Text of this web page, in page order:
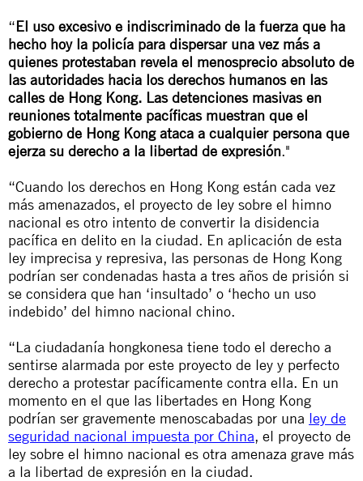
“El uso excesivo e indiscriminado de la fuerza que ha
hecho hoy la policía para dispersar una vez más a
quienes protestaban revela el menosprecio absoluto de
las autoridades hacia los derechos humanos en las
calles de Hong Kong. Las detenciones masivas en
reuniones totalmente pacíficas muestran que el
gobierno de Hong Kong ataca a cualquier persona que
ejerza su derecho a la libertad de expresión."
“Cuando los derechos en Hong Kong están cada vez
más amenazados, el proyecto de ley sobre el himno
nacional es otro intento de convertir la disidencia
pacífica en delito en la ciudad. En aplicación de esta
ley imprecisa y represiva, las personas de Hong Kong
podrían ser condenadas hasta a tres años de prisión si
se considera que han ‘insultado’ o ‘hecho un uso
indebido’ del himno nacional chino.
“La ciudadanía hongkonesa tiene todo el derecho a
sentirse alarmada por este proyecto de ley y perfecto
derecho a protestar pacíficamente contra ella. En un
momento en el que las libertades en Hong Kong
podrían ser gravemente menoscabadas por una ley de
seguridad nacional impuesta por China, el proyecto de
ley sobre el himno nacional es otra amenaza grave más
a la libertad de expresión en la ciudad.